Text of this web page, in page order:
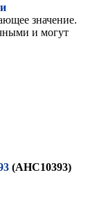
значение.
и могут
(AHC10393)